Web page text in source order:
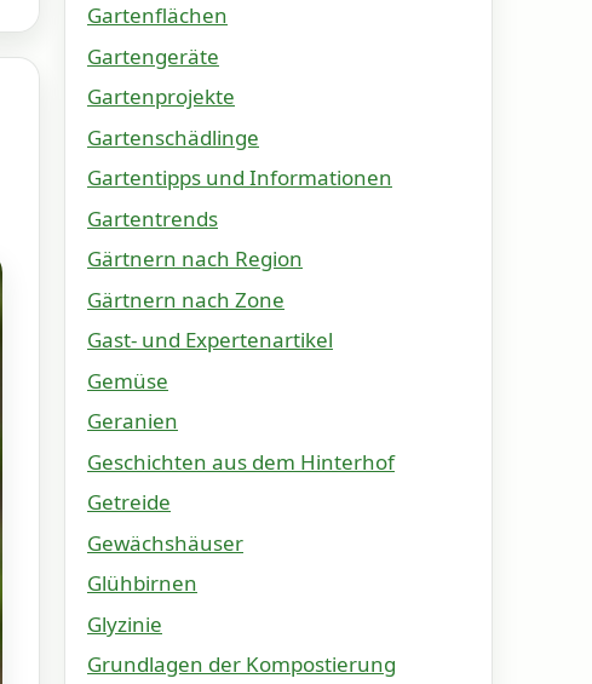
Gartenflächen
Gartengeräte
Gartenprojekte
Gartenschädlinge
Gartentipps und Informationen
Gartentrends
Gärtnern nach Region
Gärtnern nach Zone
Gast- und Expertenartikel
Gemüse
Geranien
Geschichten aus dem Hinterhof
Getreide
Gewächshäuser
Glühbirnen
Glyzinie
Grundlagen der Kompostierung